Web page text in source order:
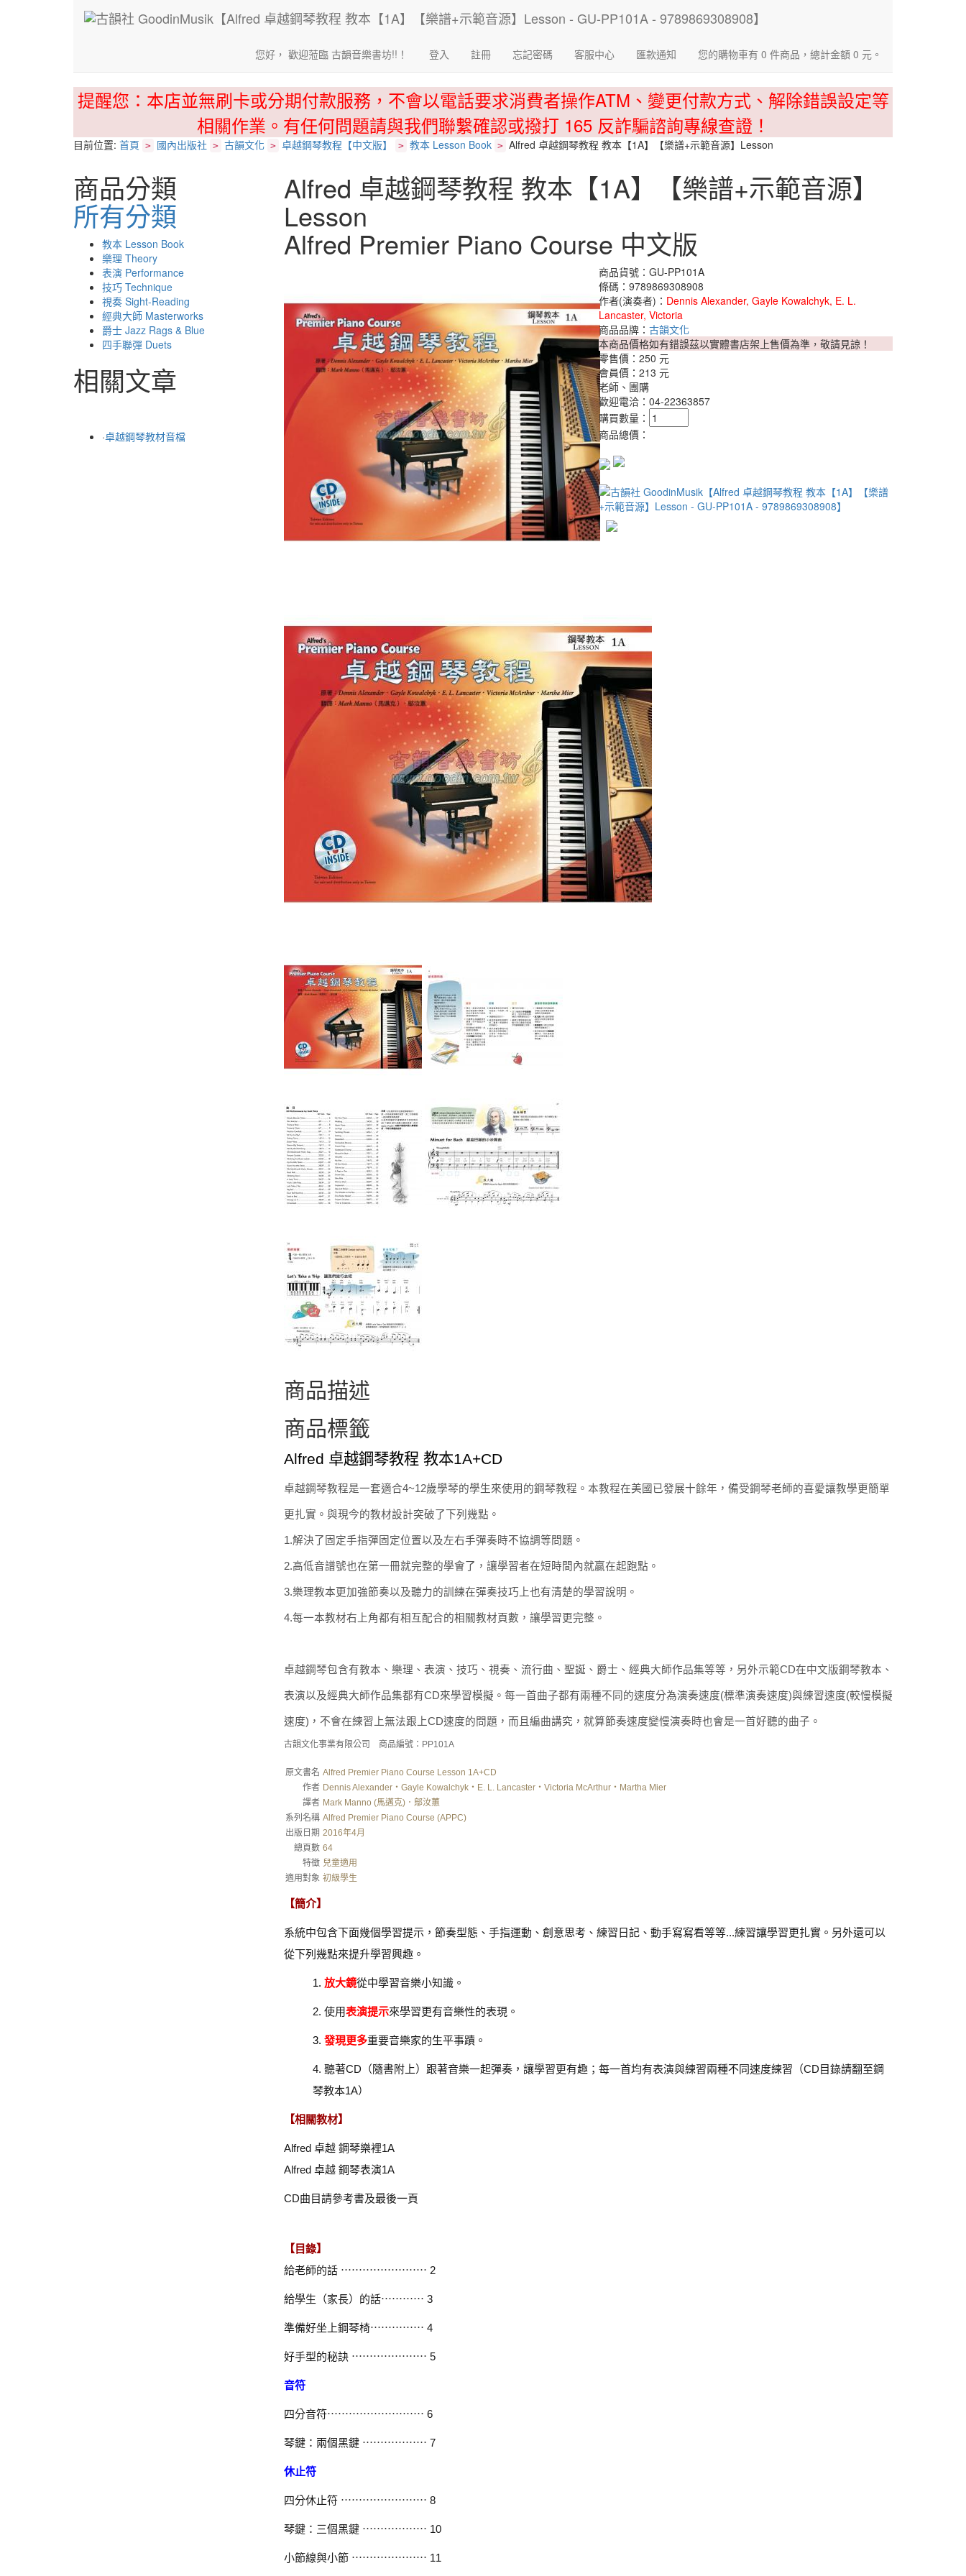
您好， 歡迎蒞臨 古韻音樂書坊!!！ 登入 註冊 忘記密碼 客服中心 匯款通知 您的購物車有 0 件商品，總計金額 0 元。
提醒您：本店並無刷卡或分期付款服務，不會以電話要求消費者操作ATM、變更付款方式、解除錯誤設定等
相關作業。有任何問題請與我們聯繫確認或撥打 165 反詐騙諮詢專線查證！
目前位置: 首頁 > 國內出版社 > 古韻文化 > 卓越鋼琴教程【中文版】 > 教本 Lesson Book > Alfred 卓越鋼琴教程 教本【1A】【樂譜+示範音源】Lesson
商品分類
所有分類
教本 Lesson Book
樂理 Theory
表演 Performance
技巧 Technique
視奏 Sight-Reading
經典大師 Masterworks
爵士 Jazz Rags & Blue
四手聯彈 Duets
相關文章
·卓越鋼琴教材音檔
Alfred 卓越鋼琴教程 教本【1A】【樂譜+示範音源】
Lesson
Alfred Premier Piano Course 中文版
商品貨號：GU-PP101A
條碼：9789869308908
作者(演奏者)： Dennis Alexander, Gayle Kowalchyk, E. L.
Lancaster, Victoria
商品品牌：古韻文化
本商品價格如有錯誤茲以實體書店架上售價為準，敬請見諒！
零售價：250 元
會員價：213 元
老師、團購
歡迎電洽：04-22363857
購買數量：
商品總價：
商品描述
商品標籤
Alfred 卓越鋼琴教程 教本1A+CD
卓越鋼琴教程是一套適合4~12歲學琴的學生來使用的鋼琴教程。本教程在美國已發展十餘年，備受鋼琴老師的喜愛讓教學更簡單
更扎實。與現今的教材設計突破了下列幾點。
1.解決了固定手指彈固定位置以及左右手彈奏時不協調等問題。
2.高低音譜號也在第一冊就完整的學會了，讓學習者在短時間內就贏在起跑點。
3.樂理教本更加強節奏以及聽力的訓練在彈奏技巧上也有清楚的學習說明。
4.每一本教材右上角都有相互配合的相關教材頁數，讓學習更完整。
卓越鋼琴包含有教本、樂理、表演、技巧、視奏、流行曲、聖誕、爵士、經典大師作品集等等，另外示範CD在中文版鋼琴教本、
表演以及經典大師作品集都有CD來學習模擬。每一首曲子都有兩種不同的速度分為演奏速度(標準演奏速度)與練習速度(較慢模擬
速度)，不會在練習上無法跟上CD速度的問題，而且編曲講究，就算節奏速度變慢演奏時也會是一首好聽的曲子。
古韻文化事業有限公司 商品編號：PP101A
原文書名 Alfred Premier Piano Course Lesson 1A+CD
作者 Dennis Alexander‧Gayle Kowalchyk‧E. L. Lancaster‧Victoria McArthur‧Martha Mier
譯者 Mark Manno (馬邁克)．鄔汝蕙
系列名稱 Alfred Premier Piano Course (APPC)
出版日期 2016年4月
總頁數 64
特徵 兒童適用
適用對象 初級學生
【簡介】
系統中包含下面幾個學習提示，節奏型態、手指運動、創意思考、練習日記、動手寫寫看等等...練習讓學習更扎實。另外還可以
從下列幾點來提升學習興趣。
1. 放大鏡從中學習音樂小知識。
2. 使用表演提示來學習更有音樂性的表現。
3. 發現更多重要音樂家的生平事蹟。
4. 聽著CD（隨書附上）跟著音樂一起彈奏，讓學習更有趣；每一首均有表演與練習兩種不同速度練習（CD目錄請翻至鋼
琴教本1A）
【相關教材】
Alfred 卓越 鋼琴樂裡1A
Alfred 卓越 鋼琴表演1A
CD曲目請參考書及最後一頁
【目錄】
給老師的話 ⋯⋯⋯⋯⋯⋯⋯⋯ 2
給學生（家長）的話⋯⋯⋯⋯ 3
準備好坐上鋼琴椅⋯⋯⋯⋯⋯ 4
好手型的秘訣 ⋯⋯⋯⋯⋯⋯⋯ 5
音符
四分音符⋯⋯⋯⋯⋯⋯⋯⋯⋯ 6
琴鍵：兩個黑鍵 ⋯⋯⋯⋯⋯⋯ 7
休止符
四分休止符 ⋯⋯⋯⋯⋯⋯⋯⋯ 8
琴鍵：三個黑鍵 ⋯⋯⋯⋯⋯⋯ 10
小節線與小節 ⋯⋯⋯⋯⋯⋯⋯ 11